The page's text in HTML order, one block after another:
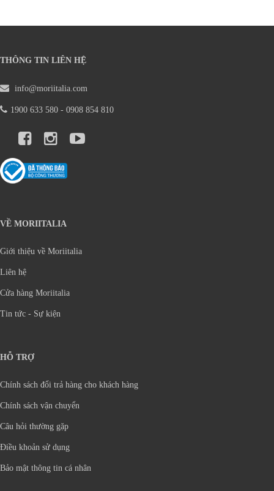
THÔNG TIN LIÊN HỆ
info@moriitalia.com
1900 633 580 - 0908 854 810
VỀ MORIITALIA
Giới thiệu về Moriitalia
Liên hệ
Cửa hàng Moriitalia
Tin tức - Sự kiện
HỖ TRỢ
Chính sách đổi trả hàng cho khách hàng
Chính sách vận chuyển
Câu hỏi thường gặp
Điều khoản sử dụng
Bảo mật thông tin cá nhân